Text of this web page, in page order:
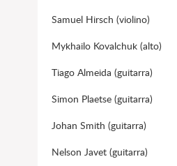
Samuel Hirsch (violino)
Mykhailo Kovalchuk (alto)
Tiago Almeida (guitarra)
Simon Plaetse (guitarra)
Johan Smith (guitarra)
Nelson Javet (guitarra)